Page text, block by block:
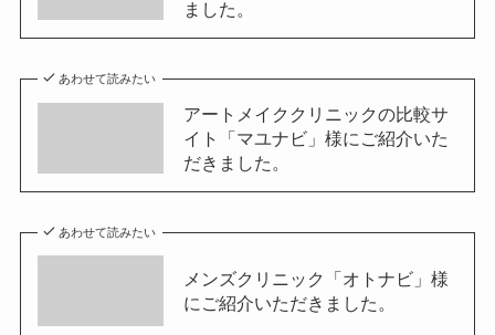
ました。
あわせて読みたい
アートメイククリニックの比較サ
イト「マユナビ」様にご紹介いた
だきました。
あわせて読みたい
メンズクリニック「オトナビ」様
にご紹介いただきました。